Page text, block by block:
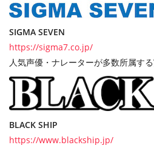
SIGMA SEVEN
https://sigma7.co.jp/
人気声優・ナレーターが多数所属す
BLACK SHIP
https://www.blackship.jp/